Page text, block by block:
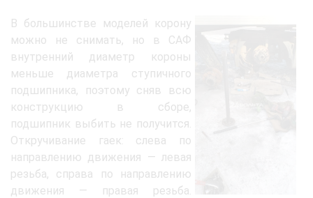
В большинстве моделей корону
можно не снимать, но в САФ
внутренний диаметр короны
меньше диаметра ступичного
подшипника, поэтому сняв всю
конструкцию в сборе,
подшипник выбить не получится.
Откручивание гаек: слева по
направлению движения — левая
резьба, справа по направлению
движения — правая резьба.